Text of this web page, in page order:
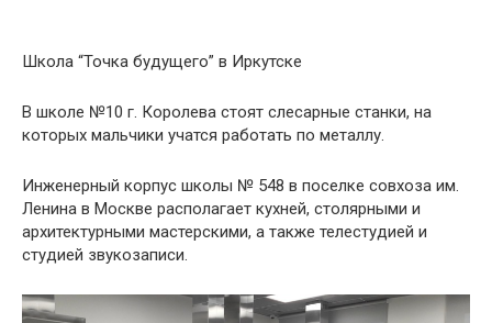
Школа “Точка будущего” в Иркутске
В школе №10 г. Королева стоят слесарные станки, на
которых мальчики учатся работать по металлу.
Инженерный корпус школы № 548 в поселке совхоза им.
Ленина в Москве располагает кухней, столярными и
архитектурными мастерскими, а также телестудией и
студией звукозаписи.